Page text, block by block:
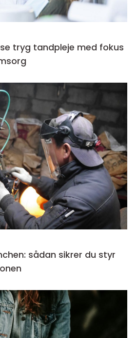
sådan sikrer du styr